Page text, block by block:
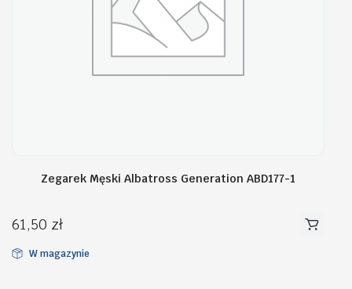
Zegarek Męski Albatross Generation ABD177-1
61,50 zł
W magazynie